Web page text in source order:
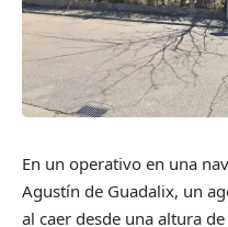
En un operativo en una
Agustín de Guadalix, un
al caer desde una altura